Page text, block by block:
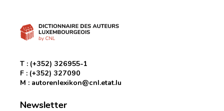
T : (+352) 326955-1
F : (+352) 327090
M : autorenlexikon@cnl.etat.lu
Newsletter